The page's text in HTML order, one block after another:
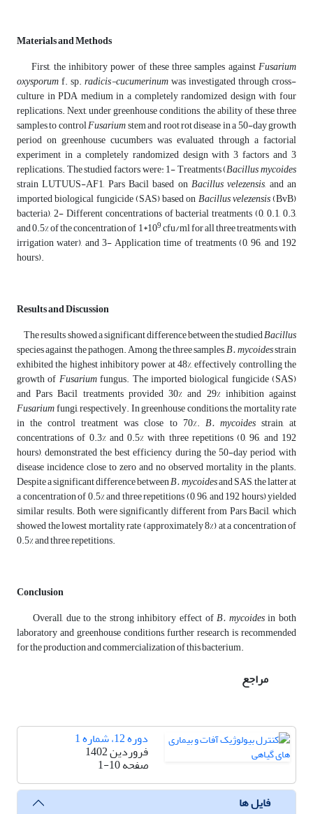
Materials and Methods
First, the inhibitory power of these three samples againstFusarium
oxysporumf. sp.radicis-cucumerinumwas investigated through cross-
culture in PDA medium in a completely randomized design with four
replications. Next, under greenhouse conditions, the ability of these three
samples to controlFusariumstem and root rot disease in a 50-day growth
period on greenhouse cucumbers was evaluated through a factorial
experiment in a completely randomized design with 3 factors and 3
replications. The studied factors were: 1- Treatments (Bacillus mycoides
strain LUTUUS-AF1, Pars Bacil based onBacillus velezensis, and an
imported biological fungicide (SAS) based onBacillus velezensis(BvB)
bacteria), 2- Different concentrations of bacterial treatments (0, 0.1, 0.3,
and 0.5% of the concentration of 1*109cfu/ml for all three treatments with
irrigation water), and 3- Application time of treatments (0, 96, and 192
hours).
Results and Discussion
The results showed a significant difference between the studiedBacillus
species against the pathogen. Among the three samples,B. mycoidesstrain
exhibited the highest inhibitory power at 48%, effectively controlling the
growth ofFusariumfungus. The imported biological fungicide (SAS)
and Pars Bacil treatments provided 30% and 29% inhibition against
Fusariumfungi, respectively. In greenhouse conditions, the mortality rate
in the control treatment was close to 70%. B. mycoidesstrain, at
concentrations of 0.3% and 0.5% with three repetitions (0, 96, and 192
hours), demonstrated the best efficiency during the 50-day period, with
disease incidence close to zero and no observed mortality in the plants.
Despite a significant difference betweenB. mycoidesand SAS, the latter at
a concentration of 0.5% and three repetitions (0, 96, and 192 hours) yielded
similar results. Both were significantly different from Pars Bacil, which
showed the lowest mortality rate (approximately 8%) at a concentration of
0.5% and three repetitions.
Conclusion
Overall, due to the strong inhibitory effect ofB. mycoidesin both
laboratory and greenhouse conditions, further research is recommended
for the production and commercialization of this bacterium.
مراجع
دوره 12، شماره 1
فروردین 1402
صفحه1-10
فایل ها